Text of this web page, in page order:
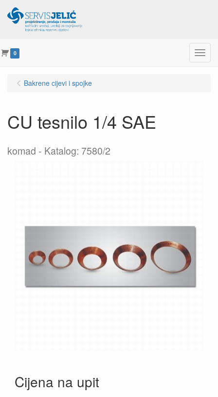
0 Menu
Bakrene cijevi i spojke
CU tesnilo 1/4 SAE
komad Katalog: 7580/2
Cijena na upit